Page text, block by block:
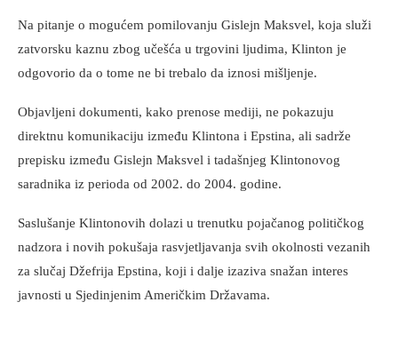
Na pitanje o mogućem pomilovanju Gislejn Maksvel, koja služi
zatvorsku kaznu zbog učešća u trgovini ljudima, Klinton je
odgovorio da o tome ne bi trebalo da iznosi mišljenje.
Objavljeni dokumenti, kako prenose mediji, ne pokazuju
direktnu komunikaciju između Klintona i Epstina, ali sadrže
prepisku između Gislejn Maksvel i tadašnjeg Klintonovog
saradnika iz perioda od 2002. do 2004. godine.
Saslušanje Klintonovih dolazi u trenutku pojačanog političkog
nadzora i novih pokušaja rasvjetljavanja svih okolnosti vezanih
za slučaj Džefrija Epstina, koji i dalje izaziva snažan interes
javnosti u Sjedinjenim Američkim Državama.